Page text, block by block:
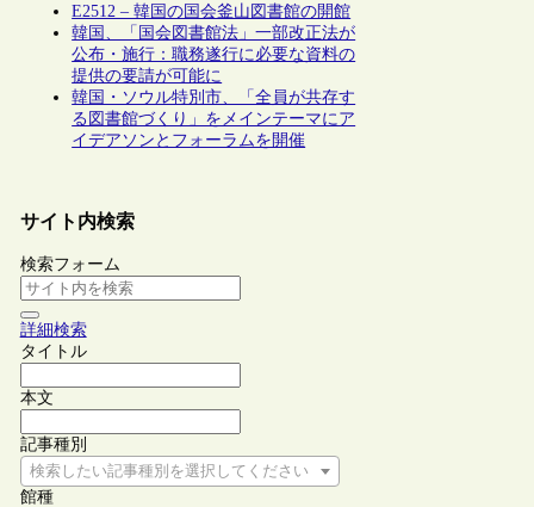
E2512 – 韓国の国会釜山図書館の開館
韓国、「国会図書館法」一部改正法が
公布・施行：職務遂行に必要な資料の
提供の要請が可能に
韓国・ソウル特別市、「全員が共存す
る図書館づくり」をメインテーマにア
イデアソンとフォーラムを開催
サイト内検索
検索フォーム
詳細検索
タイトル
本文
記事種別
検索したい記事種別を選択してください
館種